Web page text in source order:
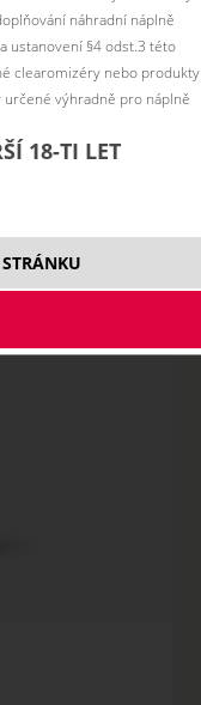
náhradní náplně
ustanovení §4 odst.3 této
clearomizéry nebo produkty
výhradně pro náplně
18-TI LET